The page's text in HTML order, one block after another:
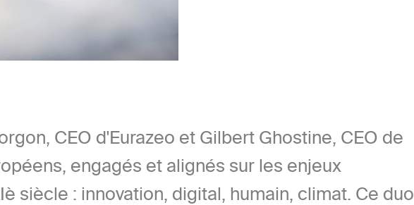
CEO d'Eurazeo et Gilbert Ghostine, CEO de
engagés et alignés sur les enjeux
siècle : innovation, digital, humain, climat. Ce duo